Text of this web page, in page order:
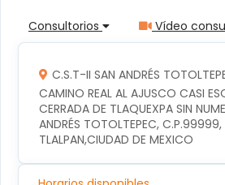
Consultorios Vídeo
C.S.T-II SAN ANDRÉS
CAMINO REAL AL AJUSCO CASI
CERRADA DE TLAQUEXPA SIN
ANDRÉS TOTOLTEPEC, C.P.99999,
TLALPAN,CIUDAD DE MEXICO